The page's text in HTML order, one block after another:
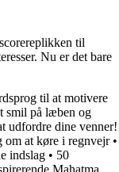
til
Nu er det bare
til at motivere
smil på læben og
udfordre dine venner!
om at køre i regnvejr•
indslag • 50